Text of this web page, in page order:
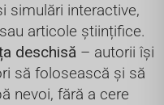
simulări interactive,
articole științifice.
deschisă– autorii își
să folosească și să
nevoi, fără a cere